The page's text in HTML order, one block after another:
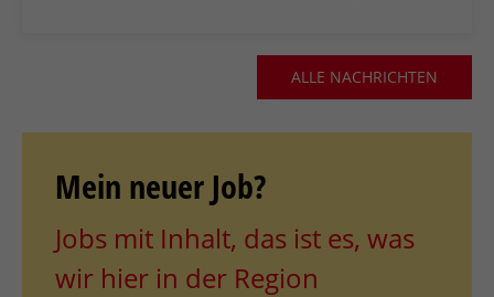
ALLE NACHRICHTEN
Mein neuer Job?
Jobs mit Inhalt, das ist es, was
wir hier in der Region